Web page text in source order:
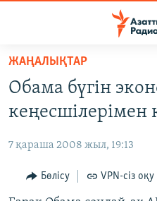
Skip
main
content
to
Navigation
Skip
ЖАҢАЛЫҚТАР
ҚАҢТАР ОҚИҒАСЫ
АДАМ ҚҰҚЫҚТАРЫ
ЖАҢАЛЫҚТАР
Обама бүгін
кеңесшілерімен
7 қараша 2008 жыл, 19:13
Бөлісу VPN-сіз оқу